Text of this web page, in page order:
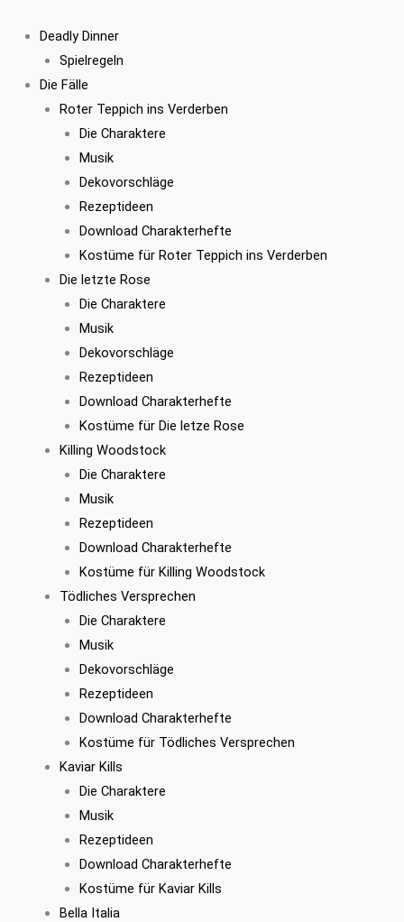
Inhalt
springen
Deadly Dinner
Spielregeln
Die Fälle
Roter Teppich ins Verderben
Die Charaktere
Musik
Dekovorschläge
Rezeptideen
Download Charakterhefte
Kostüme für Roter Teppich ins Verderben
Die letzte Rose
Die Charaktere
Musik
Dekovorschläge
Rezeptideen
Download Charakterhefte
Kostüme für Die letze Rose
Killing Woodstock
Die Charaktere
Musik
Rezeptideen
Download Charakterhefte
Kostüme für Killing Woodstock
Tödliches Versprechen
Die Charaktere
Musik
Dekovorschläge
Rezeptideen
Download Charakterhefte
Kostüme für Tödliches Versprechen
Kaviar Kills
Die Charaktere
Musik
Rezeptideen
Download Charakterhefte
Kostüme für Kaviar Kills
Bella Italia
Preis
war:
€39,95
Preis
ist:
€29,95.
Menge